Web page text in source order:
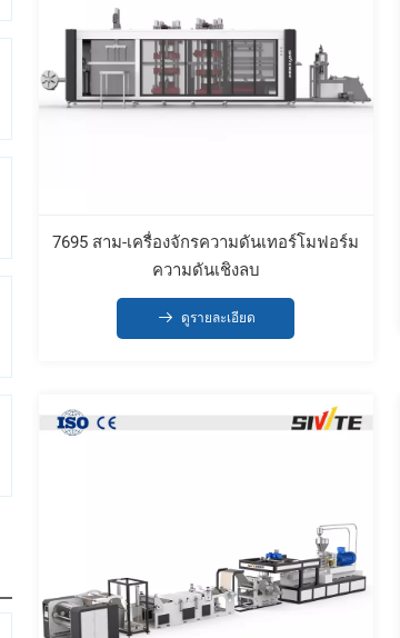
7695 สาม-เครื่องจักรความดันเทอร์โมฟอร์ม
ความดันเชิงลบ
ดูรายละเอียด